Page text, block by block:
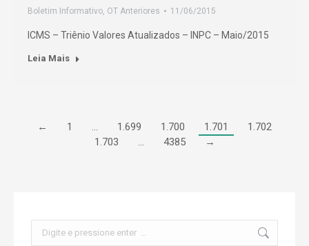
Boletim Informativo, OT Anteriores 11/06/2015
ICMS – Triênio Valores Atualizados – INPC – Maio/2015
Leia Mais
← 1 … 1.699 1.700 1.701
1.702
1.703
… 4385 →